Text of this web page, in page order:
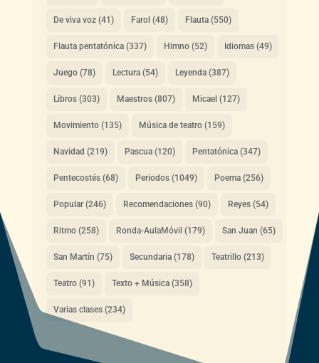
De viva voz(41) Farol (48) Flauta(550)
Flauta pentatónica(337) Himno(52) Idiomas(49)
Juego(78) Lectura(54) Leyenda(387)
Libros(303) Maestros(807) Micael (127)
Movimiento(135) Música de teatro(159)
Navidad (219) Pascua(120) Pentatónica(347)
Pentecostés(68) Periodos(1049) Poema(256)
Popular(246) Recomendaciones(90) Reyes(54)
Ritmo(258) Ronda-AulaMóvil (179) San Juan (65)
San Martín (75) Secundaria(178) Teatrillo(213)
Teatro(91) Texto + Música(358)
Varias clases(234)